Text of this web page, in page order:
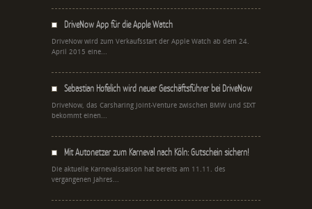
DriveNow App für die Apple Watch
DriveNow wird zum Verkaufsstart der Apple Watch ab dem 24.
April 2015 eine...
Sebastian Hofelich wird neuer Geschäftsführer bei DriveNow
DriveNow, das Carsharing Joint-Venture zwischen BMW und SIXT
bekommt einen...
Mit Autonetzer zum Karneval nach Köln: Gutschein sichern!
Die aktuelle Karnevalssaison hat bereits am 11.11. des
vergangenen Jahres...